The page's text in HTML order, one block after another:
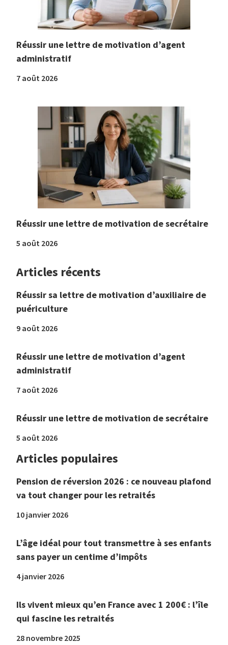
Réussir une lettre de motivation d’agent
administratif
7 août 2026
Réussir une lettre de motivation de secrétaire
5 août 2026
Articles récents
Réussir sa lettre de motivation d’auxiliaire de
puériculture
9 août 2026
Réussir une lettre de motivation d’agent
administratif
7 août 2026
Réussir une lettre de motivation de secrétaire
5 août 2026
Articles populaires
Pension de réversion 2026 : ce nouveau plafond
va tout changer pour les retraités
10 janvier 2026
L’âge idéal pour tout transmettre à ses enfants
sans payer un centime d’impôts
4 janvier 2026
Ils vivent mieux qu’en France avec 1 200€ : l’île
qui fascine les retraités
28 novembre 2025